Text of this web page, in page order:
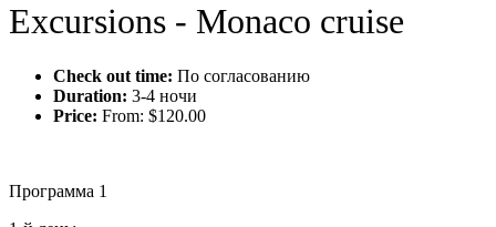
Excursions - Monaco cruise
Check out time: По согласованию
Duration: 3-4 ночи
Price: From: $120.00
Программа 1